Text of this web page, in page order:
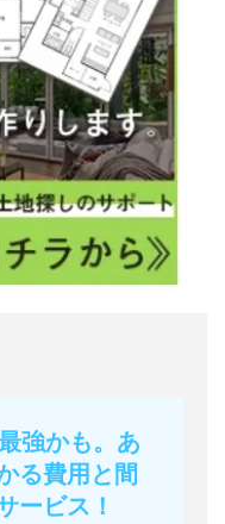
強かも。あ
る費用と間
ービス！